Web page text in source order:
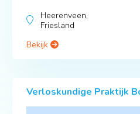
Heerenveen,
Friesland
Bekijk
Verloskundige Praktijk